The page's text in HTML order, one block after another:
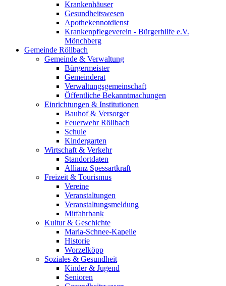
Krankenhäuser
Gesundheitswesen
Apothekennotdienst
Krankenpflegeverein - Bürgerhilfe e.V.
Mönchberg
Gemeinde Röllbach
Gemeinde & Verwaltung
Bürgermeister
Gemeinderat
Verwaltungsgemeinschaft
Öffentliche Bekanntmachungen
Einrichtungen & Institutionen
Bauhof & Versorger
Feuerwehr Röllbach
Schule
Kindergarten
Wirtschaft & Verkehr
Standortdaten
Allianz Spessartkraft
Freizeit & Tourismus
Vereine
Veranstaltungen
Veranstaltungsmeldung
Mitfahrbank
Kultur & Geschichte
Maria-Schnee-Kapelle
Historie
Worzelköpp
Soziales & Gesundheit
Kinder & Jugend
Senioren